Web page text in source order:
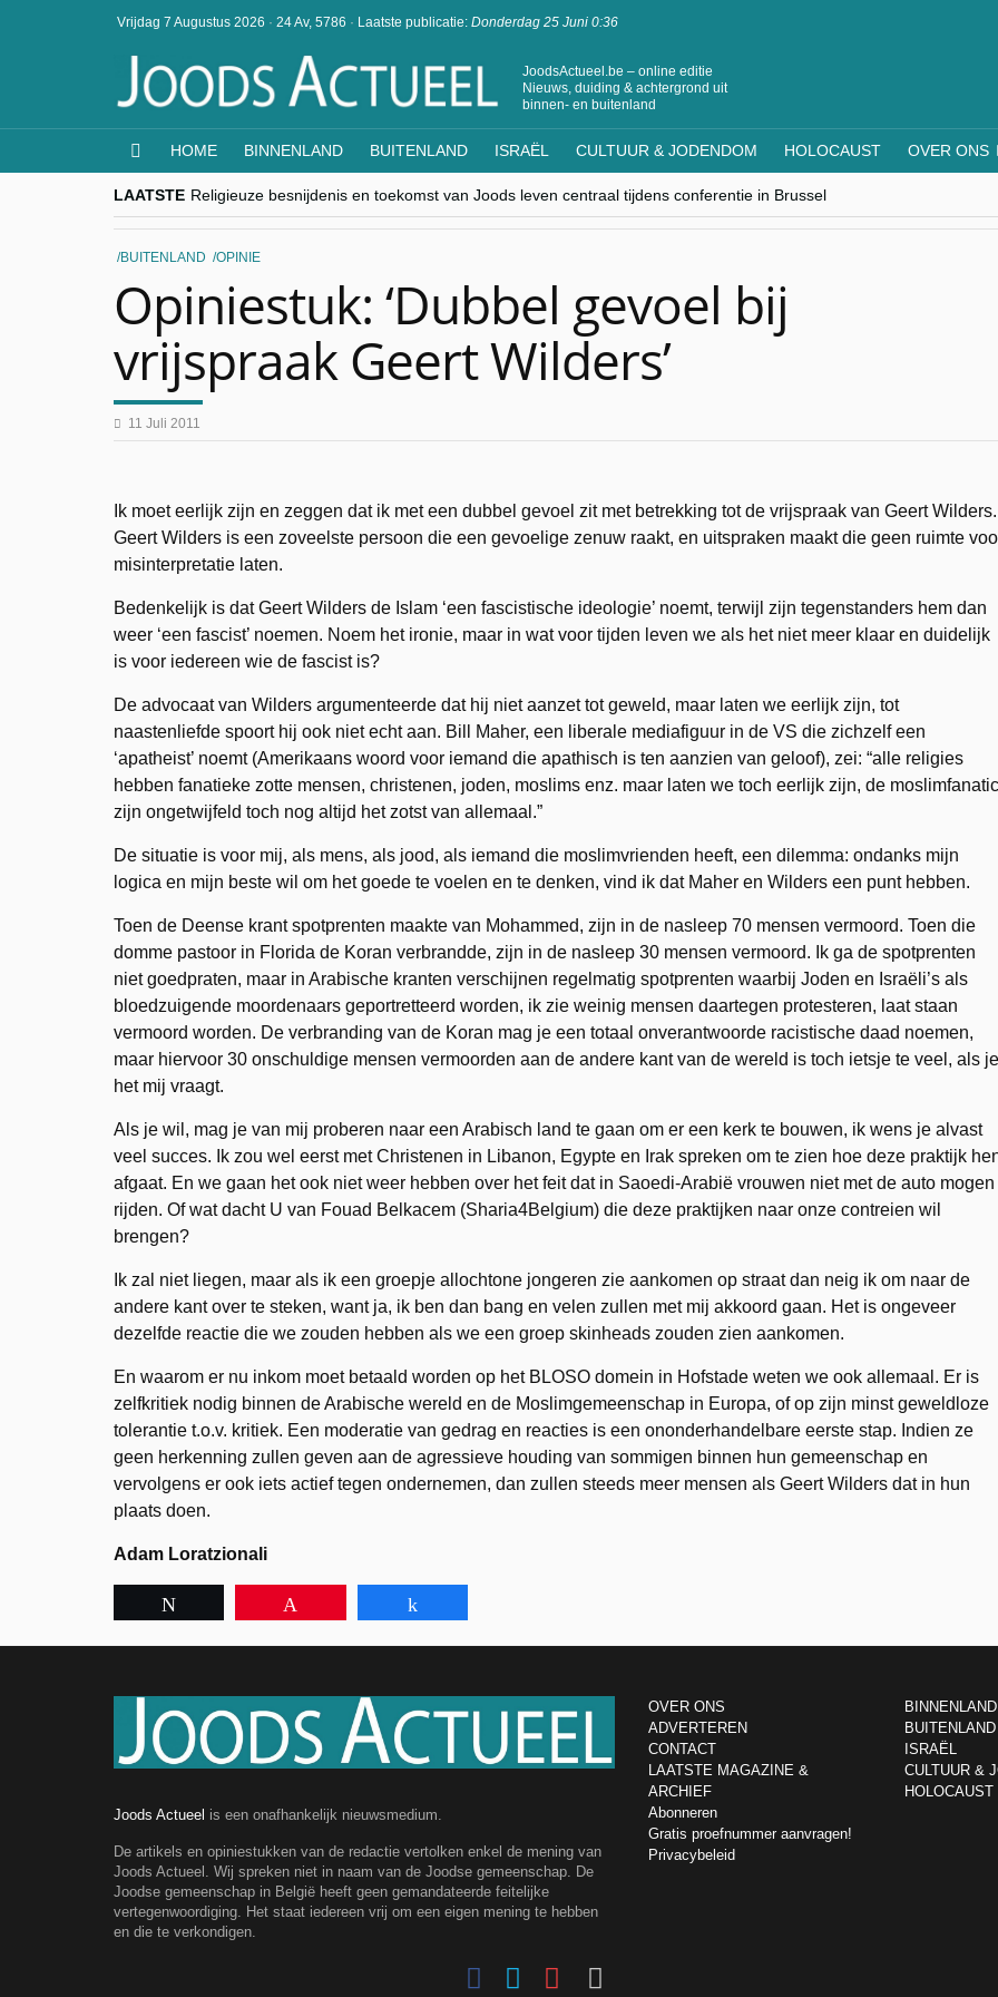
Vrijdag 7 Augustus 2026 · 24 Av, 5786 · Laatste publicatie: Donderdag 25 Juni 0:36
JoodsActueel.be – online editie
Nieuws, duiding & achtergrond uit
binnen- en buitenland
HOME BINNENLAND BUITENLAND ISRAËL CULTUUR & JODENDOM HOLOCAUST OVER ONS
LAATSTE Religieuze besnijdenis en toekomst van Joods leven centraal tijdens conferentie in Brussel
“Besnijdenisdebat toont hoe moeilijk seculiere Westen minderheden begrijpt”, Jinnih Beels (Vooruit)
CITYTRIP | ROEMENIË – Boekarest: de verrassing van Oost-Europa
“Vandaag zit elke Jood in België op de beklaagdenbank”
BUITENLAND OPINIE
Opiniestuk: ‘Dubbel gevoel bij
vrijspraak Geert Wilders’
11 Juli 2011
Ik moet eerlijk zijn en zeggen dat ik met een dubbel gevoel zit met betrekking tot de vrijspraak van Geert Wilders.
Geert Wilders is een zoveelste persoon die een gevoelige zenuw raakt, en uitspraken maakt die geen ruimte
misinterpretatie laten.
Bedenkelijk is dat Geert Wilders de Islam ‘een fascistische ideologie’ noemt, terwijl zijn tegenstanders hem dan
weer ‘een fascist’ noemen. Noem het ironie, maar in wat voor tijden leven we als het niet meer klaar en duidelijk
is voor iedereen wie de fascist is?
De advocaat van Wilders argumenteerde dat hij niet aanzet tot geweld, maar laten we eerlijk zijn, tot
naastenliefde spoort hij ook niet echt aan. Bill Maher, een liberale mediafiguur in de VS die zichzelf een
‘apatheist’ noemt (Amerikaans woord voor iemand die apathisch is ten aanzien van geloof), zei: “alle religies
hebben fanatieke zotte mensen, christenen, joden, moslims enz. maar laten we toch eerlijk zijn, de
zijn ongetwijfeld toch nog altijd het zotst van allemaal.”
De situatie is voor mij, als mens, als jood, als iemand die moslimvrienden heeft, een dilemma: ondanks mijn
logica en mijn beste wil om het goede te voelen en te denken, vind ik dat Maher en Wilders een punt hebben.
Toen de Deense krant spotprenten maakte van Mohammed, zijn in de nasleep 70 mensen vermoord. Toen die
domme pastoor in Florida de Koran verbrandde, zijn in de nasleep 30 mensen vermoord. Ik ga de spotprenten
niet goedpraten, maar in Arabische kranten verschijnen regelmatig spotprenten waarbij Joden en Israëli’s als
bloedzuigende moordenaars geportretteerd worden, ik zie weinig mensen daartegen protesteren, laat staan
vermoord worden. De verbranding van de Koran mag je een totaal onverantwoorde racistische daad noemen,
maar hiervoor 30 onschuldige mensen vermoorden aan de andere kant van de wereld is toch ietsje te veel, als je
het mij vraagt.
Als je wil, mag je van mij proberen naar een Arabisch land te gaan om er een kerk te bouwen, ik wens je alvast
veel succes. Ik zou wel eerst met Christenen in Libanon, Egypte en Irak spreken om te zien hoe deze praktijk
afgaat. En we gaan het ook niet weer hebben over het feit dat in Saoedi-Arabië vrouwen niet met de auto mogen
rijden. Of wat dacht U van Fouad Belkacem (Sharia4Belgium) die deze praktijken naar onze contreien wil
brengen?
Ik zal niet liegen, maar als ik een groepje allochtone jongeren zie aankomen op straat dan neig ik om naar de
andere kant over te steken, want ja, ik ben dan bang en velen zullen met mij akkoord gaan. Het is ongeveer
dezelfde reactie die we zouden hebben als we een groep skinheads zouden zien aankomen.
En waarom er nu inkom moet betaald worden op het BLOSO domein in Hofstade weten we ook allemaal. Er is
zelfkritiek nodig binnen de Arabische wereld en de Moslimgemeenschap in Europa, of op zijn minst geweldloze
tolerantie t.o.v. kritiek. Een moderatie van gedrag en reacties is een ononderhandelbare eerste stap. Indien ze
geen herkenning zullen geven aan de agressieve houding van sommigen binnen hun gemeenschap en
vervolgens er ook iets actief tegen ondernemen, dan zullen steeds meer mensen als Geert Wilders dat in hun
plaats doen.
Adam Loratzionali
Joods Actueel is een onafhankelijk nieuwsmedium.
De artikels en opiniestukken van de redactie vertolken enkel de mening van
Joods Actueel. Wij spreken niet in naam van de Joodse gemeenschap. De
Joodse gemeenschap in België heeft geen gemandateerde feitelijke
vertegenwoordiging. Het staat iedereen vrij om een eigen mening te hebben
en die te verkondigen.
OVER ONS
ADVERTEREN
CONTACT
LAATSTE MAGAZINE &
ARCHIEF
Abonneren
Gratis proefnummer aanvragen!
Privacybeleid
BINNENLAND
BUITENLAND
ISRAËL
CULTUUR &
HOLOCAUST